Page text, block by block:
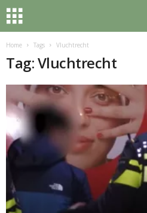
Home Tags Vluchtrecht
Tag: Vluchtrecht